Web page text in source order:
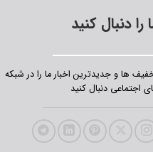
دنبال کنید
ها و جدیدترین‌ اخبار ما را در شبکه
دنبال کنید